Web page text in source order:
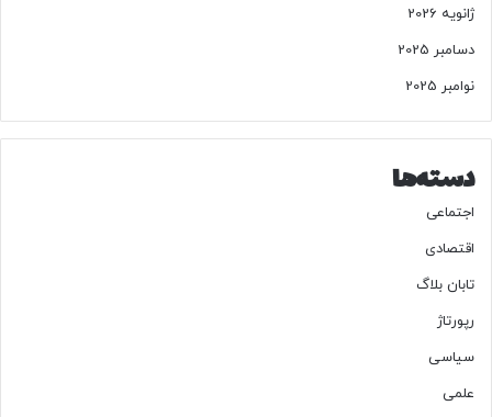
ژانویه 2026
دسامبر 2025
نوامبر 2025
دسته‌ها
اجتماعی
اقتصادی
تابان بلاگ
رپورتاژ
سیاسی
علمی